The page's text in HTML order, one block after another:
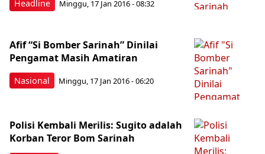
Headline Minggu, 17 Jan 2016 - 08:32
Nasional
Afif “Si Bomber Sarinah” Dinilai
Pengamat Masih Amatiran
Minggu, 17 Jan 2016 - 06:20
Polisi Kembali Merilis: Sugito adalah
Korban Teror Bom Sarinah